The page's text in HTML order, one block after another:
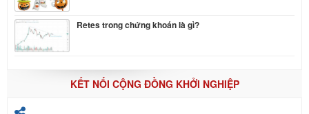
Retes trong chứng khoán là gì?
KẾT NỐI CỘNG ĐỒNG KHỞI NGHIỆP